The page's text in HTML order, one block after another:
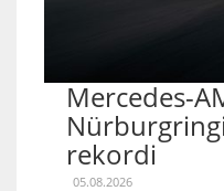
Mercedes-
rekordi
05.08.2026